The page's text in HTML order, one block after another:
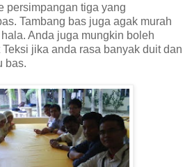
persimpangan tiga yang
Tambang bas juga agak murah
Anda juga mungkin boleh
jika anda rasa banyak duit dan
bas.